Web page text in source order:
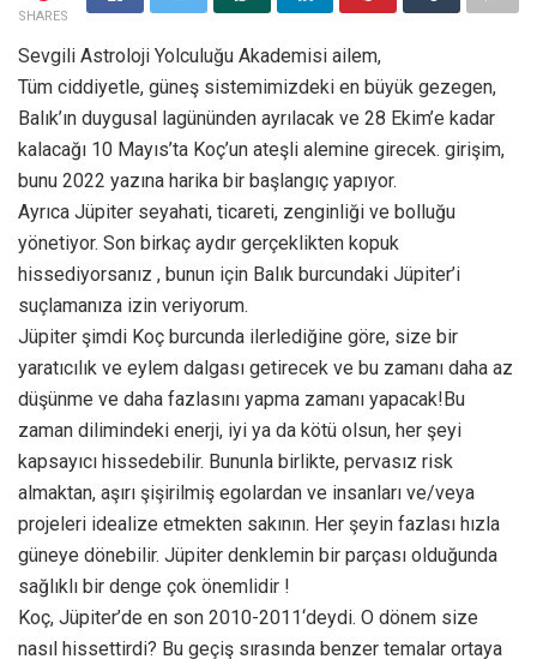
SHARES
Sevgili Astroloji Yolculuğu Akademisi ailem,
Tüm ciddiyetle, güneş sistemimizdeki en büyük gezegen,
Balık’ın duygusal lagününden ayrılacak ve 28 Ekim’e kadar
kalacağı 10 Mayıs’ta Koç’un ateşli alemine girecek. girişim,
bunu 2022 yazına harika bir başlangıç yapıyor.
Ayrıca Jüpiter seyahati, ticareti, zenginliği ve bolluğu
yönetiyor. Son birkaç aydır gerçeklikten kopuk
hissediyorsanız , bunun için Balık burcundaki Jüpiter’i
suçlamanıza izin veriyorum.
Jüpiter şimdi Koç burcunda ilerlediğine göre, size bir
yaratıcılık ve eylem dalgası getirecek ve bu zamanı daha az
düşünme ve daha fazlasını yapma zamanı yapacak!Bu
zaman dilimindeki enerji, iyi ya da kötü olsun, her şeyi
kapsayıcı hissedebilir. Bununla birlikte, pervasız risk
almaktan, aşırı şişirilmiş egolardan ve insanları ve/veya
projeleri idealize etmekten sakının. Her şeyin fazlası hızla
güneye dönebilir. Jüpiter denklemin bir parçası olduğunda
sağlıklı bir denge çok önemlidir !
Koç, Jüpiter’de en son 2010-2011‘deydi. O dönem size
nasıl hissettirdi? Bu geçiş sırasında benzer temalar ortaya